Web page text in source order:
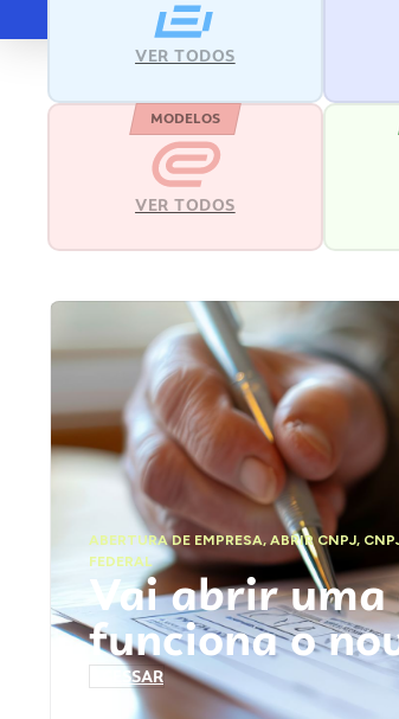
VER TODOS
MODELOS
VER TODOS
ABERTURA DE EMPRESA,ABRIR CNPJ,
FEDERAL
Vai abrir uma
funciona o
ACESSAR